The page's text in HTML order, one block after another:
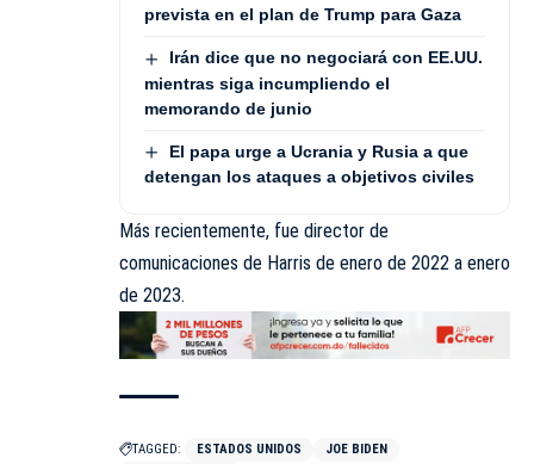
prevista en el plan de Trump para Gaza
Irán dice que no negociará con EE.UU.
mientras siga incumpliendo el
memorando de junio
El papa urge a Ucrania y Rusia a que
detengan los ataques a objetivos civiles
Más recientemente, fue director de
comunicaciones de Harris de enero de 2022 a enero
de 2023.
TAGGED: ESTADOS UNIDOS
JOE BIDEN